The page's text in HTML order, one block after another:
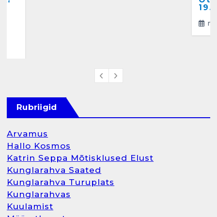
Rubriigid
Arvamus
Hallo Kosmos
Katrin Seppa Mõtisklused Elust
Kunglarahva Saated
Kunglarahva Turuplats
Kunglarahvas
Kuulamist